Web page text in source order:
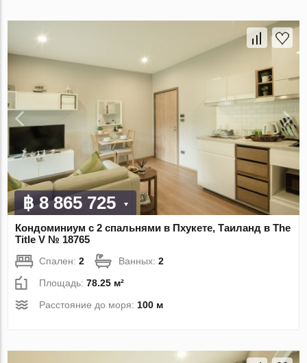
฿ 8 865 725
Кондоминиум с 2 спальнями в Пхукете, Таиланд в The
Title V № 18765
Спален:2 Ванных:2
Площадь:78.25 м²
Расстояние до моря: 100 м